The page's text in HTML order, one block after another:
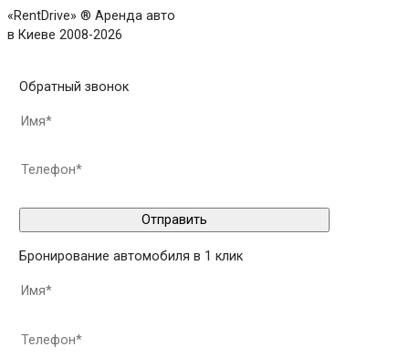
«RentDrive» ® Аренда авто
в Киеве 2008-2026
Обратный звонок
Бронирование автомобиля в 1 клик